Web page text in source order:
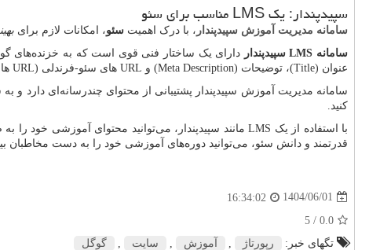
سپیدپندار: یکLMSمناسب برای سئو
سامانه مدیریت آموزش سپیدپندار ، با درک اهمیت سئو، امکانات لازم برای
سامانه LMSسپیدپندار دارای یک ساختار فنی قوی است که به خزنده‌های
عنوان (Title)، توضیحات (Meta Description) و URL های سئو-فرندلی (URL
سامانه مدیریت آموزش سپیدپندار پشتیبانی از محتوای چندرسانه‌ای دارد و
کنید.
با استفاده از یک LMS مانند سپیدپندار، می‌توانید محتوای آموزشی خود
قدرتمند و دانش سئو، می‌توانید دوره‌های آموزشی خود را به دست مخاطبان
1404/06/01
16:34:02
0.0
/ 5
تگهای خبر:
رپورتاژ آموزش سایت گوگل